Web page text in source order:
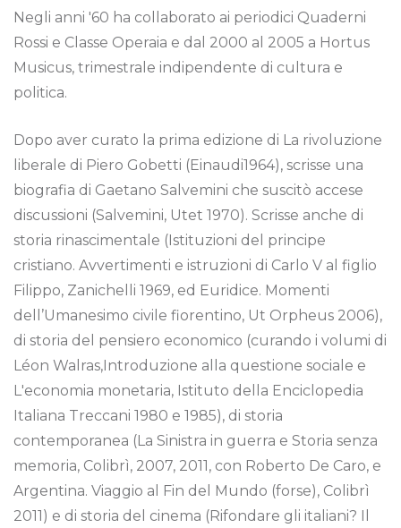
Negli anni '60 ha collaborato ai periodici Quaderni
Rossi e Classe Operaia e dal 2000 al 2005 a Hortus
Musicus, trimestrale indipendente di cultura e
politica.
Dopo aver curato la prima edizione di La rivoluzione
liberale di Piero Gobetti (Einaudi1964), scrisse una
biografia di Gaetano Salvemini che suscitò accese
discussioni (Salvemini, Utet 1970). Scrisse anche di
storia rinascimentale (Istituzioni del principe
cristiano. Avvertimenti e istruzioni di Carlo V al figlio
Filippo, Zanichelli 1969, ed Euridice. Momenti
dell’Umanesimo civile fiorentino, Ut Orpheus 2006),
di storia del pensiero economico (curando i volumi di
Léon Walras,Introduzione alla questione sociale e
L'economia monetaria, Istituto della Enciclopedia
Italiana Treccani 1980 e 1985), di storia
contemporanea (La Sinistra in guerra e Storia senza
memoria, Colibrì, 2007, 2011, con Roberto De Caro, e
Argentina. Viaggio al Fin del Mundo (forse), Colibrì
2011) e di storia del cinema (Rifondare gli italiani? Il